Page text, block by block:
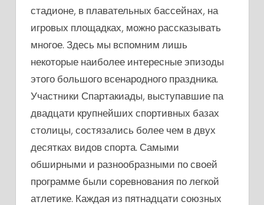
стадионе, в плавательных бассейнах, на
игровых площадках, можно рассказывать
многое. Здесь мы вспомним лишь
некоторые наиболее интересные эпизоды
этого большого всенародного праздника.
Участники Спартакиады, выступавшие па
двадцати крупнейших спортивных базах
столицы, состязались более чем в двух
десятках видов спорта. Самыми
обширными и разнообразными по своей
программе были соревнования по легкой
атлетике. Каждая из пятнадцати союзных